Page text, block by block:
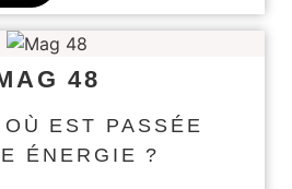
48
EST PASSÉE
ÉNERGIE ?